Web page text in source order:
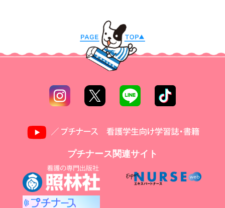
プチナース関連サイト